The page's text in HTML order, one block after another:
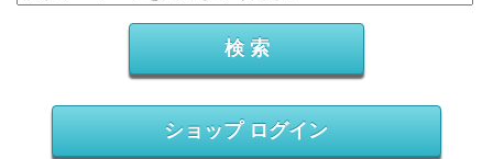
ショップ ログイン